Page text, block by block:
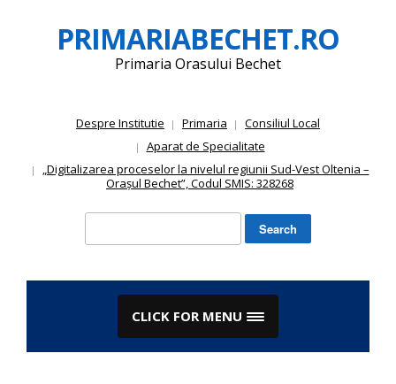
to
content
PRIMARIABECHET.RO
Primaria Orasului Bechet
Despre Institutie Primaria
Consiliul Local
Aparat de Specialitate
„Digitalizarea proceselor la nivelul regiunii Sud-Vest Oltenia –
Orașul Bechet”, Codul SMIS: 328268
CLICK FOR MENU